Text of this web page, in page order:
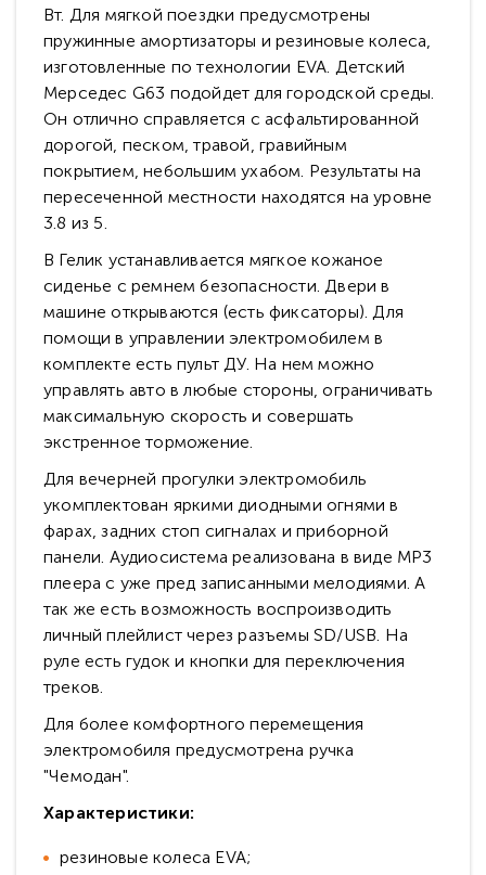
Вт. Для мягкой поездки предусмотрены
пружинные амортизаторы и резиновые колеса,
изготовленные по технологии EVA. Детский
Мерседес G63 подойдет для городской среды.
Он отлично справляется с асфальтированной
дорогой, песком, травой, гравийным
покрытием, небольшим ухабом. Результаты на
пересеченной местности находятся на уровне
3.8 из 5.
В Гелик устанавливается мягкое кожаное
сиденье с ремнем безопасности. Двери в
машине открываются (есть фиксаторы). Для
помощи в управлении электромобилем в
комплекте есть пульт ДУ. На нем можно
управлять авто в любые стороны, ограничивать
максимальную скорость и совершать
экстренное торможение.
Для вечерней прогулки электромобиль
укомплектован яркими диодными огнями в
фарах, задних стоп сигналах и приборной
панели. Аудиосистема реализована в виде МР3
плеера с уже пред записанными мелодиями. А
так же есть возможность воспроизводить
личный плейлист через разъемы SD/USB. На
руле есть гудок и кнопки для переключения
треков.
Для более комфортного перемещения
электромобиля предусмотрена ручка
"Чемодан".
Характеристики:
резиновые колеса EVA;